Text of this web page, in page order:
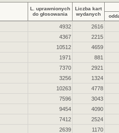
L. uprawnionych
do głosowania
Liczba kart
wydanych
4932
2616
4367
2215
10512
4659
1971
881
7370
2921
3256
1324
10263
4778
7596
3043
9454
4090
7412
2524
2639
1170